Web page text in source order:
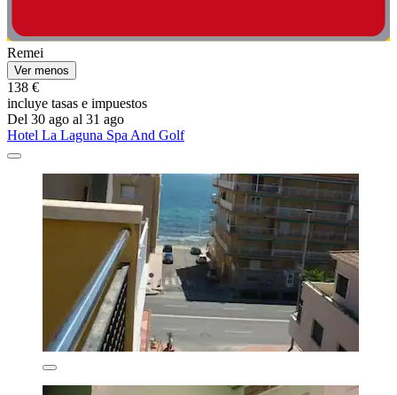
Remei
Ver menos
138 €
incluye tasas e impuestos
Del 30 ago al 31 ago
Hotel La Laguna Spa And Golf